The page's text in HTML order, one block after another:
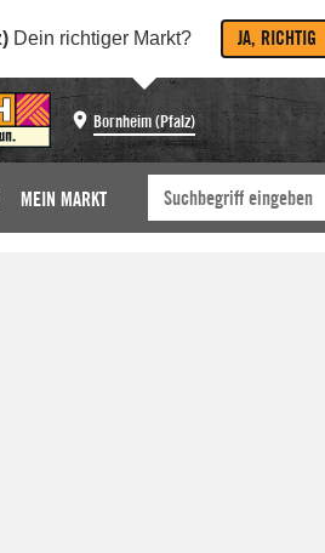
Dein richtiger Markt? JA, RICHTIG
Bornheim (Pfalz)
MEIN MARKT